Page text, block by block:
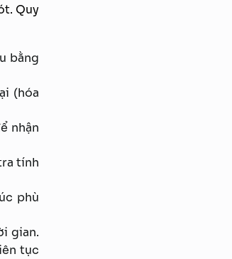
Quy
bằng
(hóa
nhận
tính
phù
gian.
tục